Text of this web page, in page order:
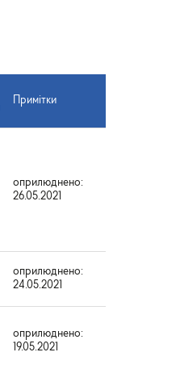
Примітки
оприлюднено:
26.05.2021
оприлюднено:
24.05.2021
оприлюднено:
19.05.2021